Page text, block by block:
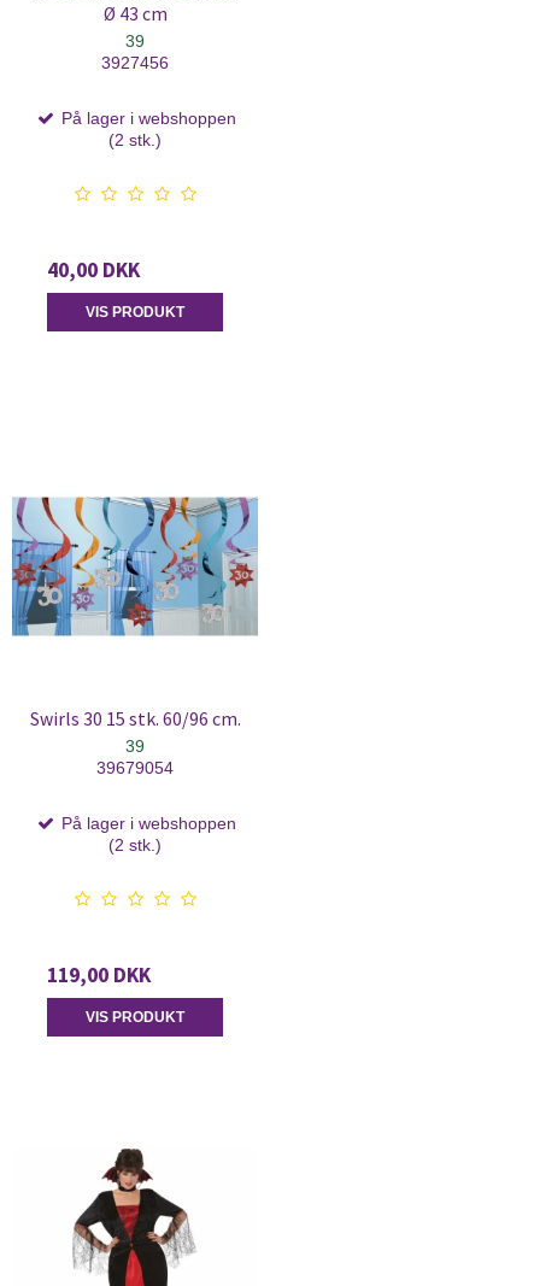
Ø 43 cm
39
3927456
På lager i webshoppen
(2 stk.)
40,00 DKK
VIS PRODUKT
Swirls 30 15 stk. 60/96 cm.
39
39679054
På lager i webshoppen
(2 stk.)
119,00 DKK
VIS PRODUKT